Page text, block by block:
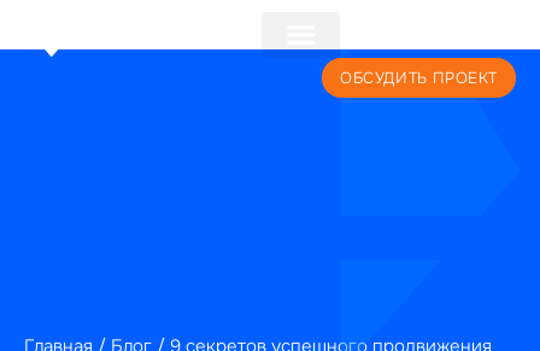
ОБСУДИТЬ ПРОЕКТ
Главная / Блог / 9 секретов успешного продвижения